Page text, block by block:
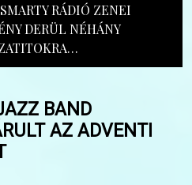
RÁDIÓ ZENEI
DERÜL NÉHÁNY
BAND
AZ ADVENTI